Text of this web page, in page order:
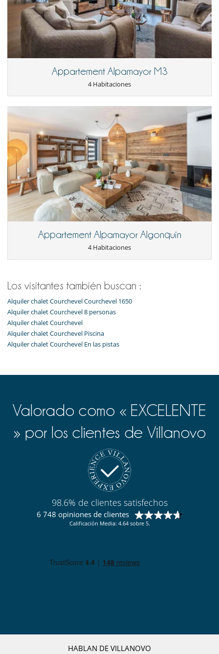
Equipos, instalaciones, eventos
Calefacción
Detector de humo
Extintor
Los niños son bienvenidos
Ocios y actividades deportivas
Acceso a internet (wifi)
TV
Para su comodidad y agrado
Chimenea
Parking privado
Salón TV
Salón y comedor en el mismo espacio
Secador
Terraza o balcón
Para sus comidas
Cocine usted mismo
Appartement Alpamayor M3
4 Habitaciones
Appartement Alpamayor Algonquin
4 Habitaciones
Los visitantes también buscan :
Alquiler chalet Courchevel Courchevel 1650
Alquiler chalet Courchevel 8 personas
Alquiler chalet Courchevel
Alquiler chalet Courchevel Piscina
Alquiler chalet Courchevel En las pistas
Valorado como « EXCELENTE
» por los clientes de Villanovo
98.6% de clientes satisfechos
6 748 opiniones de clientes
Calificación Media: 4.64 sobre 5.
HABLAN DE VILLANOVO